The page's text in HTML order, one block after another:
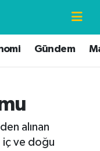
Gündem
alınan
iç ve doğu